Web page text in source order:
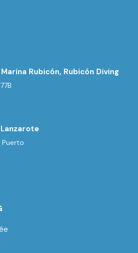
Rubicón, Rubicón Diving
Puerto